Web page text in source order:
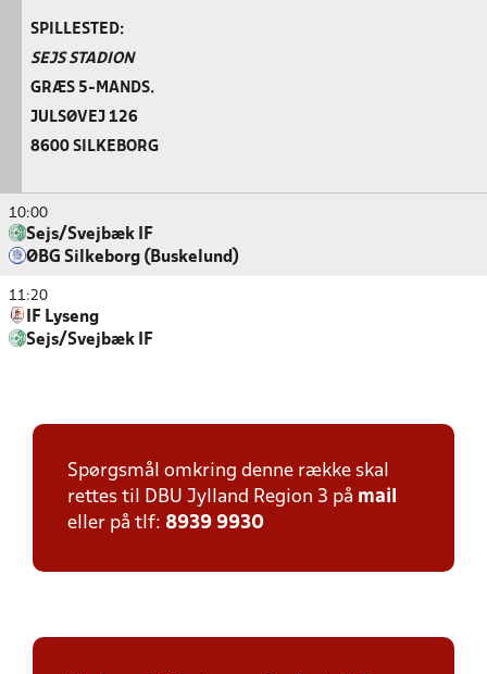
SPILLESTED:
SEJS STADION
GRÆS 5-MANDS.
JULSØVEJ 126
8600 SILKEBORG
10:00
Sejs/Svejbæk IF
ØBG Silkeborg (Buskelund)
11:20
IF Lyseng
Sejs/Svejbæk IF
Spørgsmål omkring denne række skal
rettes til DBU Jylland Region 3 på mail
eller på tlf: 8939 9930